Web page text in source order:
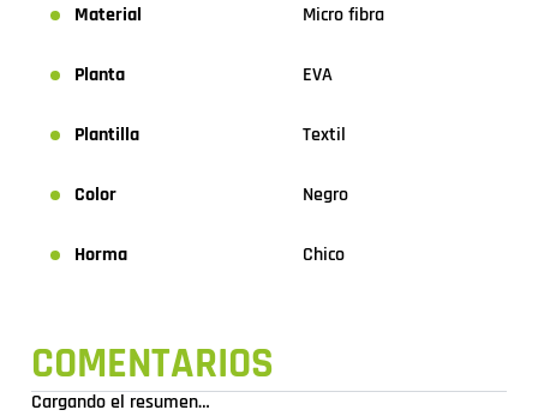
Material Micro fibra
Planta EVA
Plantilla Textil
Color Negro
Horma Chico
COMENTARIOS
Cargando el resumen…